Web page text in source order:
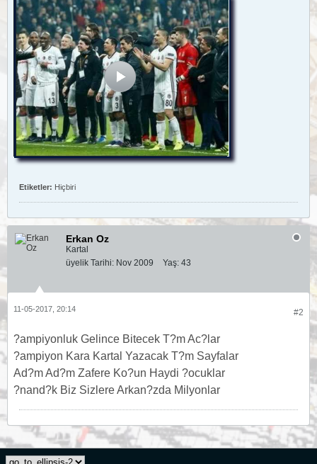
Etiketler: Hiçbiri
Erkan Oz
Kartal
üyelik Tarihi: Nov 2009 Yaş: 43
#2
11-05-2017, 20:14
?ampiyonluk Gelince Bitecek T?m Ac?lar
?ampiyon Kara Kartal Yazacak T?m Sayfalar
Ad?m Ad?m Zafere Ko?un Haydi ?ocuklar
?nand?k Biz Sizlere Arkan?zda Milyonlar